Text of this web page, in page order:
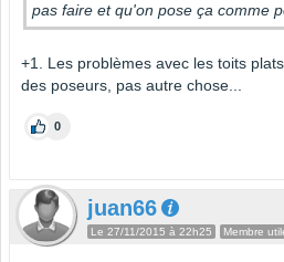
pas faire et qu'on pose ça comme
+1. Les problèmes avec les toits
des poseurs, pas autre chose...
0
juan66
Le 27/11/2015 à 22h25 Membre